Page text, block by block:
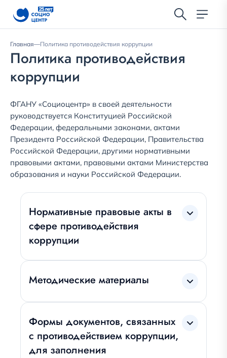
Главная—Политика противодействия коррупции
Политика противодействия
коррупции
ФГАНУ «Социоцентр» в своей деятельности
руководствуется Конституцией Российской
Федерации, федеральными законами, актами
Президента Российской Федерации, Правительства
Российской Федерации, другими нормативными
правовыми актами, правовыми актами Министерства
образования и науки Российской Федерации.
Нормативные правовые акты в
сфере противодействия
коррупции
Методические материалы
Формы документов, связанных
с противодействием коррупции,
для заполнения